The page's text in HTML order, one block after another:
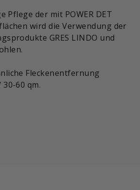
Pflege der mit POWER DET
wird die Verwendung der
GRES LINDO und
Fleckenentfernung
60 qm.